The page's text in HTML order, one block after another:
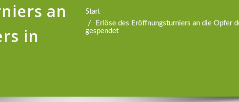
an
in
Start
Erlöse des Eröffnungsturniers an die Opfer
gespendet